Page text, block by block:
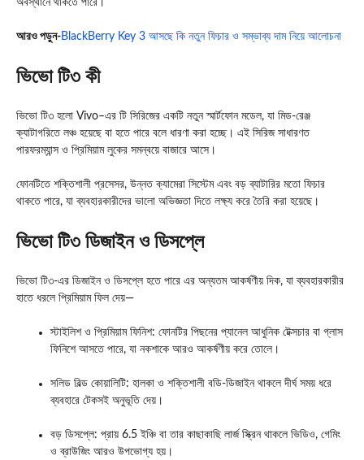
অবস্থানে থাকতে পারে।
আরও পড়ুন-BlackBerry Key 3 আসছে কি নতুন ফিচার ও সম্ভাব্য দাম নিয়ে আলোচনা
ভিভো টি৩ কী
ভিভো টি৩ হলো Vivo–এর টি সিরিজের একটি নতুন স্মার্টফোন মডেল, যা মিড-রেঞ্জ
ক্যাটাগরিতে লঞ্চ হয়েছে বা হতে পারে বলে ধারণা করা হচ্ছে। এই সিরিজ সাধারণত
পারফরম্যান্স ও প্রিমিয়াম লুকের সমন্বয়ে বাজারে আসে।
ফোনটিতে শক্তিশালী প্রসেসর, উন্নত ক্যামেরা সিস্টেম এবং বড় ব্যাটারির মতো ফিচার
থাকতে পারে, যা ব্যবহারকারীদের ভালো অভিজ্ঞতা দিতে লক্ষ্য করে তৈরি করা হয়েছে।
ভিভো টি৩ ডিজাইন ও ডিসপ্লে
ভিভো টি৩-এর ডিজাইন ও ডিসপ্লে হতে পারে এর অন্যতম আকর্ষণীয় দিক, যা ব্যবহারকারীর
হাতে ধরলে প্রিমিয়াম ফিল দেয়—
স্টাইলিশ ও প্রিমিয়াম ফিনিশ: ফোনটির পিছনের প্যানেল আধুনিক টেক্সচার বা গ্লাস
ফিনিশে আসতে পারে, যা নকশাকে আরও আকর্ষণীয় করে তোলে।
সলিড বিল্ড কোয়ালিটি: হালকা ও শক্তিশালী বডি-ডিজাইন থাকলে দীর্ঘ সময় ধরে
ব্যবহারে টেকসই অনুভূতি দেয়।
বড় ডিসপ্লে: প্রায় 6.5 ইঞ্চি বা তার কাছাকাছি লার্জ স্ক্রিন থাকলে ভিডিও, গেমিং
ও ব্রাউজিং আরও উপভোগ্য হয়।